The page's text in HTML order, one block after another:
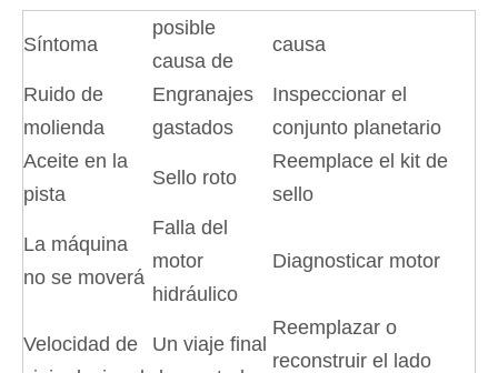
Síntoma
posible
causa de
causa
Ruido de
molienda
Engranajes
gastados
Inspeccionar el
conjunto planetario
Aceite en la
pista
Sello roto
Reemplace el kit de
sello
La máquina
no se moverá
Falla del
motor
hidráulico
Diagnosticar motor
Velocidad de
Un viaje final
Reemplazar o
reconstruir el lado